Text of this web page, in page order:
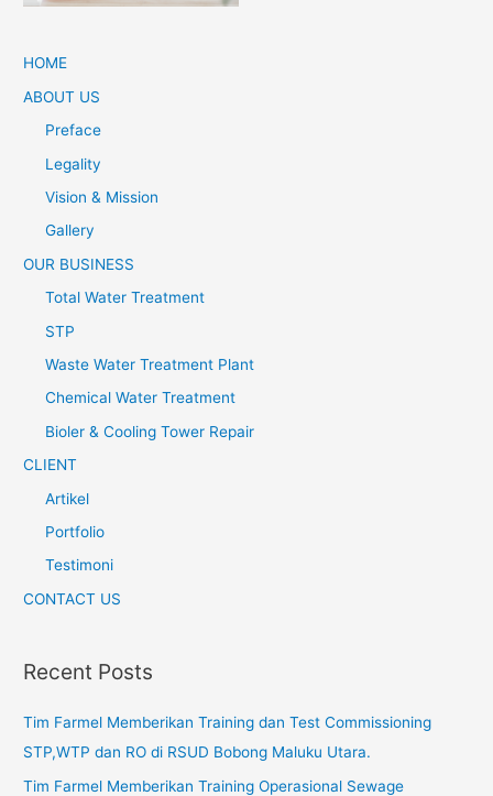
HOME
ABOUT US
Preface
Legality
Vision & Mission
Gallery
OUR BUSINESS
Total Water Treatment
STP
Waste Water Treatment Plant
Chemical Water Treatment
Bioler & Cooling Tower Repair
CLIENT
Artikel
Portfolio
Testimoni
CONTACT US
Recent Posts
Tim Farmel Memberikan Training dan Test Commissioning
STP,WTP dan RO di RSUD Bobong Maluku Utara.
Tim Farmel Memberikan Training Operasional Sewage